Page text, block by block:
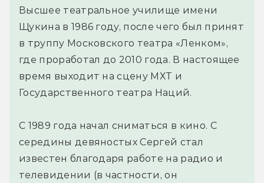
Высшее театральное училище имени
Щукина в 1986 году, после чего был принят
в труппу Московского театра «Ленком»,
где проработал до 2010 года. В настоящее
время выходит на сцену МХТ и
Государственного театра Наций.
С 1989 года начал сниматься в кино. С
середины девяностых Сергей стал
известен благодаря работе на радио и
телевидении (в частности, он